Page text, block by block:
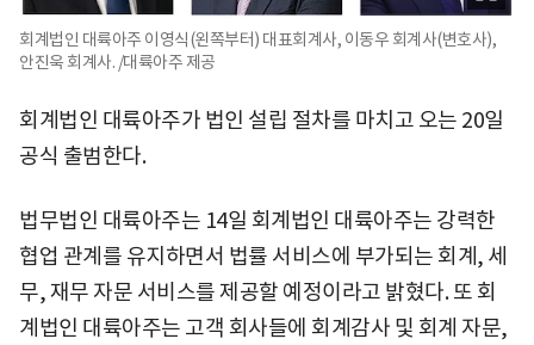
회계법인 대륙아주 이영식(왼쪽부터) 대표회계사, 이동우 회계사(변호사),
안진욱 회계사. /대륙아주 제공
회계법인 대륙아주가 법인 설립 절차를 마치고 오는 20일
공식 출범한다.
법무법인 대륙아주는 14일 회계법인 대륙아주는 강력한
협업 관계를 유지하면서 법률 서비스에 부가되는 회계, 세
무, 재무 자문 서비스를 제공할 예정이라고 밝혔다. 또 회
계법인 대륙아주는 고객 회사들에 회계감사 및 회계 자문,